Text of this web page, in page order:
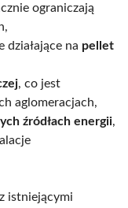
ograniczają
działające na pellet
, co jest
aglomeracjach,
źródłach energii,
istniejącymi